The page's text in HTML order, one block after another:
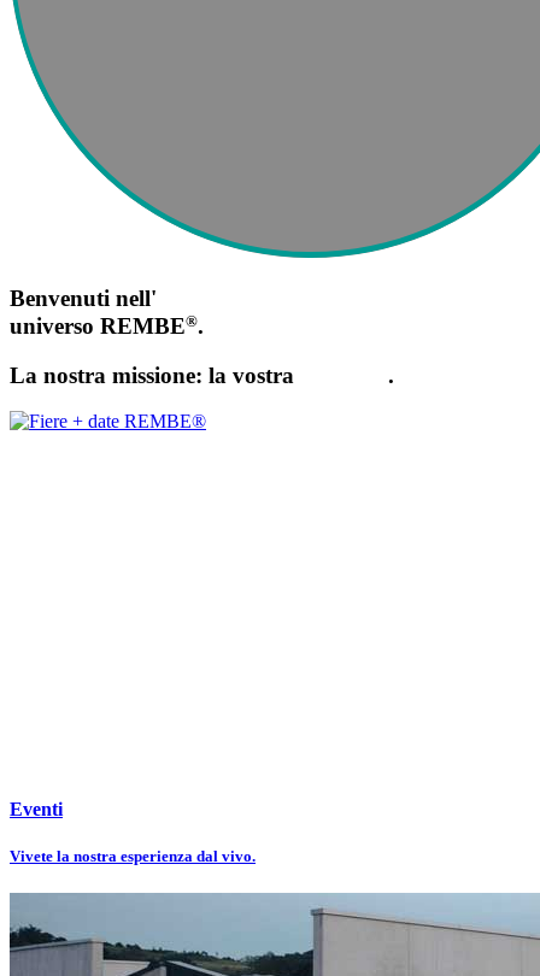
Benvenuti nell'
universo REMBE®.
La nostra missione: la vostra
.
Eventi
Vivete la nostra esperienza dal vivo.